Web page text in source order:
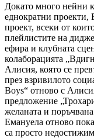
Докато много нейни
еднократни проекти,
проект, всеки от
плейлистите на
ефира и клубната
колаборацията
Алисия, която се
през взривилото
Boys“ отново с
предложение
желаната и
Емануела отново
са просто